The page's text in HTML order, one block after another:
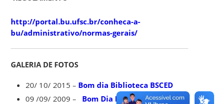
http://portal.bu.ufsc.br/conheca-a-
bu/administrativo/normas-gerais/
GALERIA DE FOTOS
20/ 10/ 2015 – Bom dia Biblioteca BSCED
09 /09/ 2009 – Bom Dia Biblioteca BSCED